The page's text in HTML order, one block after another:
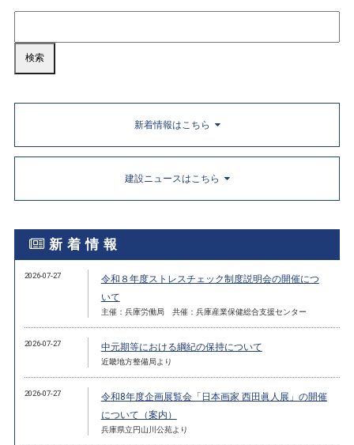
新着情報はこちら
建設ニュースはこちら
新着情報
2026-07-27
令和８年度ストレスチェック制度説明会の開催につ
いて
主催：兵庫労働局 共催：兵庫産業保健総合支援センター
2026-07-27 中元期等における綱紀の保持について
近畿地方整備局より
2026-07-27
令和8年度企画展覧会「日本画家 西田眞人展」の開催
について（案内）
兵庫県立円山川公苑より